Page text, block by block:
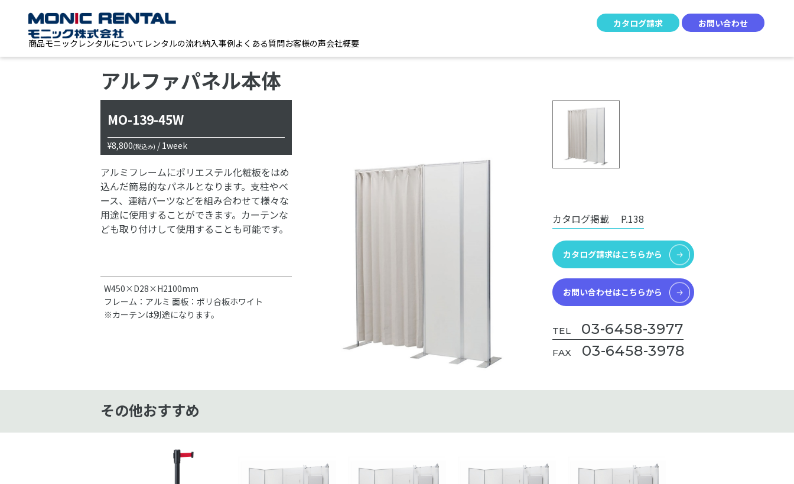
カタログ請求
お問い合わせ
商品モニックレンタルについて レンタルの流れ納入事例よくある質問お客様の声会社概要
アルファパネル本体
MO-139-45W
¥8,800(税込み) / 1week
アルミフレームにポリエステル化粧板をはめ
込んだ簡易的なパネルとなります。支柱やベ
ース、連結パーツなどを組み合わせて様々な
用途に使用することができます。カーテンな
ども取り付けして使用することも可能です。
W450×D28×H2100mm
フレーム：アルミ 面板：ポリ合板ホワイト
※カーテンは別途になります。
カタログ掲載 P.138
カタログ請求はこちらから
お問い合わせはこちらから
TEL 03-6458-3977
FAX 03-6458-3978
その他おすすめ